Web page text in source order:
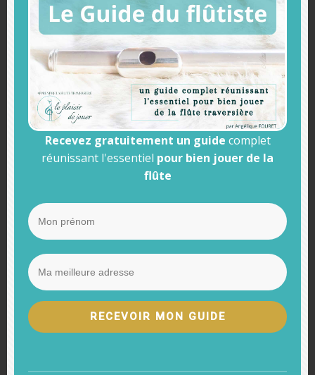
La partition
ACCEDEZ A LA PARTITION
Recevez gratuitement un guide complet
réunissant l'essentiel pour bien jouer de la
flûte
RECEVOIR MON GUIDE